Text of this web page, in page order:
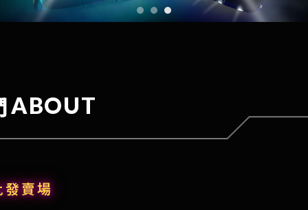
彰化貨車改裝
ABOUT
發賣場